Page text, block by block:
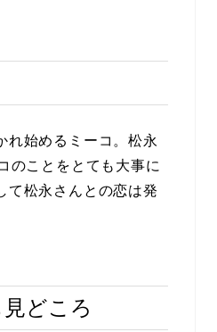
れ始めるミーコ。松永
のことをとても大事に
て松永さんとの恋は発
どころ